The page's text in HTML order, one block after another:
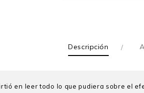
Descripción
en leer todo lo que pudiera sobre el